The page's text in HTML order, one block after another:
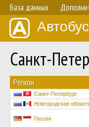
База данных
Санкт-
Регион
Санкт-Петербург
Новгородская
Гессен